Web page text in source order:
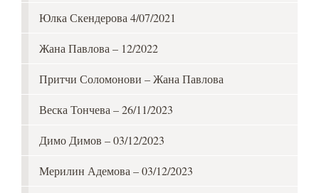
Юлка Скендерова 4/07/2021
Жана Павлова – 12/2022
Притчи Соломонови – Жана Павлова
Веска Тончева – 26/11/2023
Димо Димов – 03/12/2023
Мерилин Адемова – 03/12/2023